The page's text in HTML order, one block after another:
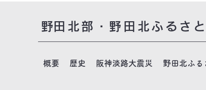
野田北部・野田北ふるさ
概要 歴史 阪神淡路大震災 野田北ふる